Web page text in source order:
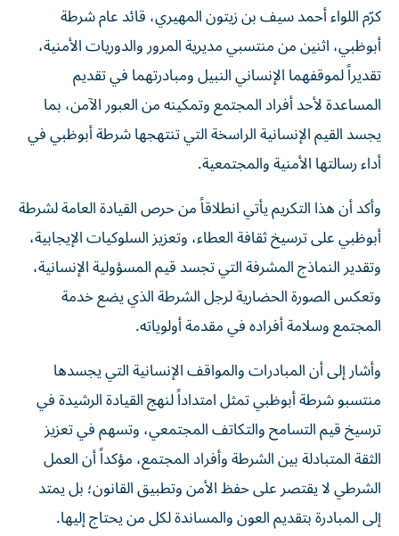
كرّم اللواء أحمد سيف بن زيتون المهيري، قائد عام شرطة
أبوظبي، اثنين من منتسبي مديرية المرور والدوريات الأمنية،
تقديراً لموقفهما الإنساني النبيل ومبادرتهما في تقديم
المساعدة لأحد أفراد المجتمع وتمكينه من العبور الآمن، بما
يجسد القيم الإنسانية الراسخة التي تنتهجها شرطة أبوظبي في
أداء رسالتها الأمنية والمجتمعية.
وأكد أن هذا التكريم يأتي انطلاقاً من حرص القيادة العامة لشرطة
أبوظبي على ترسيخ ثقافة العطاء، وتعزيز السلوكيات الإيجابية،
وتقدير النماذج المشرفة التي تجسد قيم المسؤولية الإنسانية،
وتعكس الصورة الحضارية لرجل الشرطة الذي يضع خدمة
المجتمع وسلامة أفراده في مقدمة أولوياته.
وأشار إلى أن المبادرات والمواقف الإنسانية التي يجسدها
منتسبو شرطة أبوظبي تمثل امتداداً لنهج القيادة الرشيدة في
ترسيخ قيم التسامح والتكاتف المجتمعي، وتسهم في تعزيز
الثقة المتبادلة بين الشرطة وأفراد المجتمع، مؤكداً أن العمل
الشرطي لا يقتصر على حفظ الأمن وتطبيق القانون؛ بل يمتد
إلى المبادرة بتقديم العون والمساندة لكل من يحتاج إليها.